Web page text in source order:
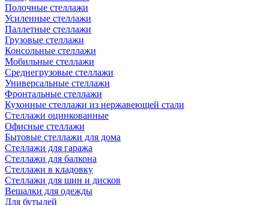
Полочные стеллажи
Усиленные стеллажи
Паллетные стеллажи
Грузовые стеллажи
Консольные стеллажи
Мобильные стеллажи
Среднегрузовые стеллажи
Универсальные стеллажи
Фронтальные стеллажи
Кухонные стеллажи из нержавеющей стали
Стеллажи оцинкованные
Офисные стеллажи
Бытовые стеллажи для дома
Стеллажи для гаража
Стеллажи для балкона
Стеллажи в кладовку
Стеллажи для шин и дисков
Вешалки для одежды
Для бутылей